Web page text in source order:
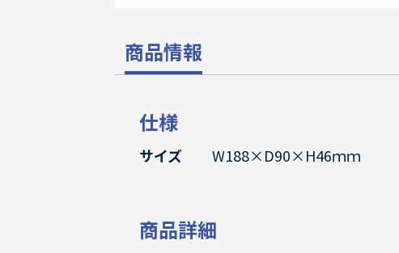
商品情報
仕様
サイズ W188×D90×H46ｍｍ
商品詳細